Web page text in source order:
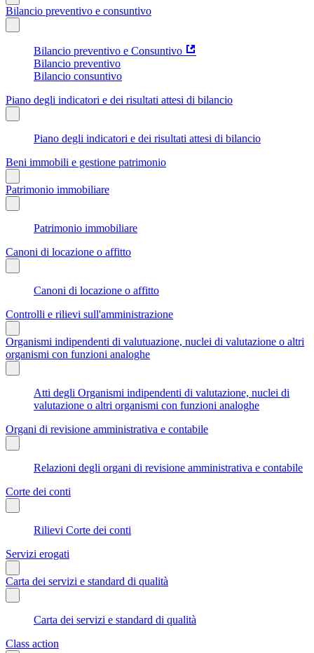
Bilancio preventivo e consuntivo
Bilancio preventivo e Consuntivo
Bilancio preventivo
Bilancio consuntivo
Piano degli indicatori e dei risultati attesi di bilancio
Piano degli indicatori e dei risultati attesi di bilancio
Beni immobili e gestione patrimonio
Patrimonio immobiliare
Patrimonio immobiliare
Canoni di locazione o affitto
Canoni di locazione o affitto
Controlli e rilievi sull'amministrazione
Organismi indipendenti di valutuazione, nuclei di valutazione o altri
organismi con funzioni analoghe
Atti degli Organismi indipendenti di valutazione, nuclei di
valutazione o altri organismi con funzioni analoghe
Organi di revisione amministrativa e contabile
Relazioni degli organi di revisione amministrativa e contabile
Corte dei conti
Rilievi Corte dei conti
Servizi erogati
Carta dei servizi e standard di qualità
Carta dei servizi e standard di qualità
Class action